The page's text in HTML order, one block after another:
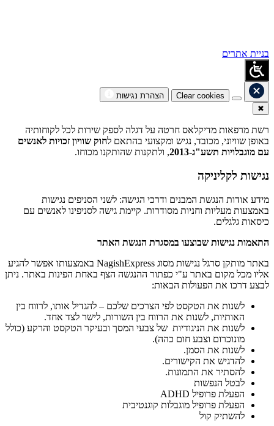
בניית אתרים
Clear cookies
הצהרת נגישות
✖
רשת מרפאות מדיקלאס חרטה על דגלה לספק שירות לכל לקוחותיה
באופן שוויוני, מכובד, נגיש ומקצועי בהתאם לחוק שוויון זכויות לאנשים
עם מוגבלויות תשע"ג-2013
, ולתקנות שהותקנו מכוחו.
נגישות לקליניקה
מידע אודות הנגשת המבנים ודרכי הגישה: לשני הסניפים נגישות
באמצעות מעליות וחניות מסודרות. קיימת גישה לסניפינו לאנשים עם
כיסאות גלגלים.
התאמות נגישות שבוצעו במסגרת הנגשת האתר
באתר מותקן סרגל נגישות מסוג NagishExpress באמצעותו אפשר להגיע
אליו מכל מקום באתר ע"י כפתור ההנגשה הצף באחת הפינות באתר. ניתן
לבצע דרכו את הפעולות הבאות:
לשנות את הטקסט לפי הצרכים שלכם – להגדיל אותו, לרווח בין
האותיות, לשנות את הרווח בין השורות, לישר לצד אחד.
לשנות את הניגודיות של צבעי המסך ובעיקר הטקסט והרקע (כולל
מונוכרום וצבע חום כהה).
לשנות את הסמן.
להדגיש את הקישורים.
להסתיר את התמונות.
לבטל הנפשות
הפעלת פרופיל ADHD
הפעלת פרופיל מוגבלות קוגנטיבית
להשתיק קול